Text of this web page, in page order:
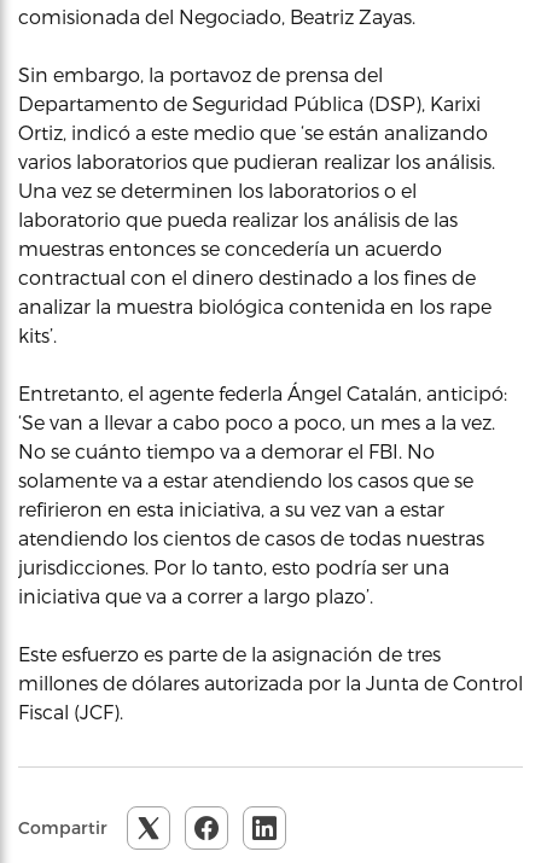
comisionada del Negociado, Beatriz Zayas.
Sin embargo, la portavoz de prensa del
Departamento de Seguridad Pública (DSP), Karixi
Ortiz, indicó a este medio que ‘se están analizando
varios laboratorios que pudieran realizar los análisis.
Una vez se determinen los laboratorios o el
laboratorio que pueda realizar los análisis de las
muestras entonces se concedería un acuerdo
contractual con el dinero destinado a los fines de
analizar la muestra biológica contenida en los rape
kits’.
Entretanto, el agente federla Ángel Catalán, anticipó:
‘Se van a llevar a cabo poco a poco, un mes a la vez.
No se cuánto tiempo va a demorar el FBI. No
solamente va a estar atendiendo los casos que se
refirieron en esta iniciativa, a su vez van a estar
atendiendo los cientos de casos de todas nuestras
jurisdicciones. Por lo tanto, esto podría ser una
iniciativa que va a correr a largo plazo’.
Este esfuerzo es parte de la asignación de tres
millones de dólares autorizada por la Junta de Control
Fiscal (JCF).
Compartir